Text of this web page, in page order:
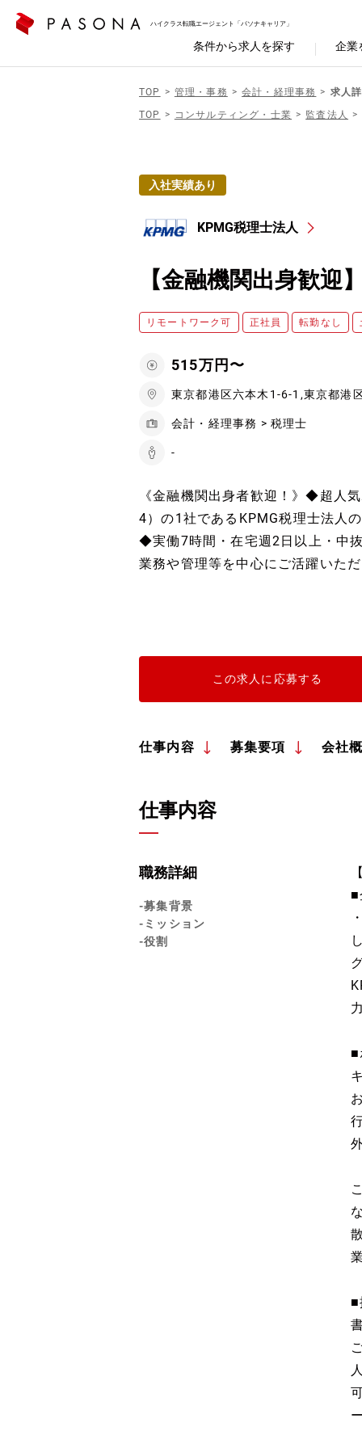
ハイクラス転職エージェント「パソナキャリア」
条件から求人を探す 企業
TOP 管理・事務 会計・経理事務
求人
TOP
コンサルティング・士業 監査法人
入社実績あり
KPMG税理士法人
【金融機関出身歓
リモートワーク可 正社員 転勤なし
515万円〜
東京都港区六本木1-6-1,東京都港
会計・経理事務 > 税理士
-
《金融機関出身者歓迎！》◆超人
4）の1社であるKPMG税理士法人
◆実働7時間・在宅週2日以上・中
業務や管理等を中心にご活躍いた
この求人に応募する
仕事内容 募集要項 会社
仕事内容
職務詳細
-募集背景
-ミッション
-役割
■
■
■